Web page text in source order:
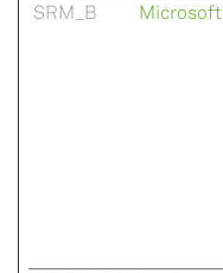
SRM_B Microsoft